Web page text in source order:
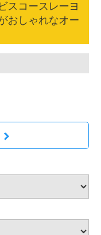
スコースレーヨ
おしゃれなオー